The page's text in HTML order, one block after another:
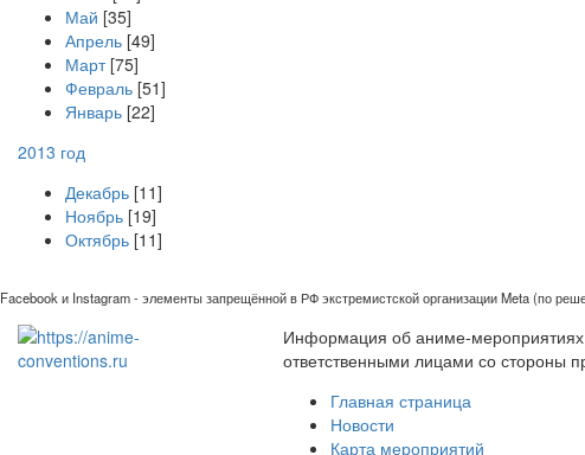
Май [35]
Апрель [49]
Март[75]
Февраль [51]
Январь [22]
2013 год
Декабрь [11]
Ноябрь [19]
Октябрь [11]
Facebook и Instagram - элементы запрещённой в РФ экстремистской организации Meta (по
Информация об аниме-мероприятиях,
ответственными лицами со стороны
Главная страница
Новости
Карта мероприятий